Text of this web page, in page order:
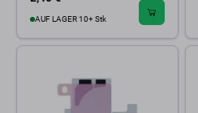
AUF LAGER 10+ Stk